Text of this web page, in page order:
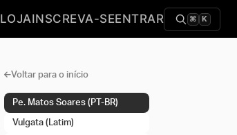
LOJAINSCREVA-SEENTRAR ⌘ K
Voltar para o início
Pe. Matos Soares (PT-BR)
Vulgata (Latim)